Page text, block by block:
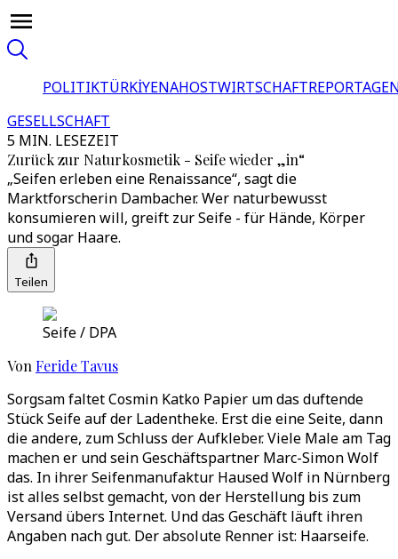
POLITIKTÜRKİYENAHOSTWIRTSCHAFT
GESELLSCHAFT
5 MIN. LESEZEIT
Zurück zur Naturkosmetik - Seife wieder „in“
„Seifen erleben eine Renaissance“, sagt die
Marktforscherin Dambacher. Wer naturbewusst
konsumieren will, greift zur Seife - für Hände, Körper
und sogar Haare.
Teilen
Seife / DPA
Von Feride Tavus
Sorgsam faltet Cosmin Katko Papier um das duftende
Stück Seife auf der Ladentheke. Erst die eine Seite, dann
die andere, zum Schluss der Aufkleber. Viele Male am Tag
machen er und sein Geschäftspartner Marc-Simon Wolf
das. In ihrer Seifenmanufaktur Haused Wolf in Nürnberg
ist alles selbst gemacht, von der Herstellung bis zum
Versand übers Internet. Und das Geschäft läuft ihren
Angaben nach gut. Der absolute Renner ist: Haarseife.